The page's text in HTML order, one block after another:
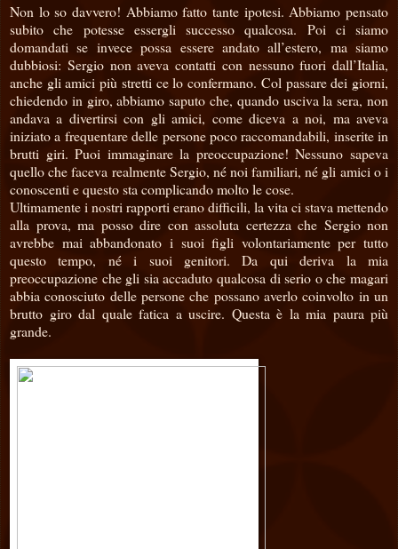
Non lo so davvero! Abbiamo fatto tante ipotesi. Abbiamo pensato
subito che potesse essergli successo qualcosa. Poi ci siamo
domandati se invece possa essere andato all’estero, ma siamo
dubbiosi: Sergio non aveva contatti con nessuno fuori dall’Italia,
anche gli amici più stretti ce lo confermano. Col passare dei giorni,
chiedendo in giro, abbiamo saputo che, quando usciva la sera, non
andava a divertirsi con gli amici, come diceva a noi, ma aveva
iniziato a frequentare delle persone poco raccomandabili, inserite in
brutti giri. Puoi immaginare la preoccupazione! Nessuno sapeva
quello che faceva realmente Sergio, né noi familiari, né gli amici o i
conoscenti e questo sta complicando molto le cose.
Ultimamente i nostri rapporti erano difficili, la vita ci stava mettendo
alla prova, ma posso dire con assoluta certezza che Sergio non
avrebbe mai abbandonato i suoi figli volontariamente per tutto
questo tempo, né i suoi genitori. Da qui deriva la mia
preoccupazione che gli sia accaduto qualcosa di serio o che magari
abbia conosciuto delle persone che possano averlo coinvolto in un
brutto giro dal quale fatica a uscire. Questa è la mia paura più
grande.